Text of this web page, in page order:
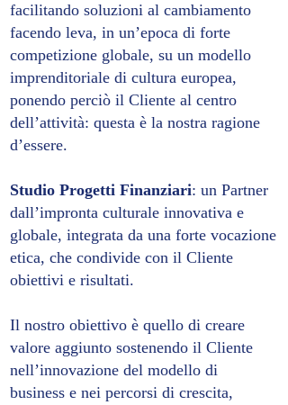
facilitando soluzioni al cambiamento
facendo leva, in un’epoca di forte
competizione globale, su un modello
imprenditoriale di cultura europea,
ponendo perciò il Cliente al centro
dell’attività: questa è la nostra ragione
d’essere.
Studio Progetti Finanziari: un Partner
dall’impronta culturale innovativa e
globale, integrata da una forte vocazione
etica, che condivide con il Cliente
obiettivi e risultati.
Il nostro obiettivo è quello di creare
valore aggiunto sostenendo il Cliente
nell’innovazione del modello di
business e nei percorsi di crescita,